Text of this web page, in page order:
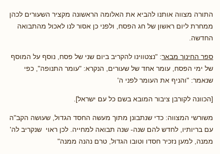
התורה מצווה אותנו להביא את האלומה הראשונה מקציר השעורים לכהן
ממחרת ליום ראשון של חג הפסח, ולפני כן אסור לנו לאכול מהתבואה
החדשה.
ספר החינוך מבאר: "נצטווינו להקריב ביום שני של פסח, נוסף על המוסף
של ימי הפסח, עומר אחד של שעורים, הנקרא: "עומר התנופה", כפי
שנאמר: "והניף את העומר לפני ה'
[הכוונה לקורבן ציבור המובא בשם כל עם ישראל].
משורשי המצווה: כדי שנתבונן מתוך מעשה החסד הגדול, שעושה הקב"ה
עם בריותיו, לחדש להם שנה- שנה תבואה למחייה. לכן ראוי שנקריב לה'
ממנה, למען נזכיר חסדו וטובו הגדול, טרם נהנה ממנה"